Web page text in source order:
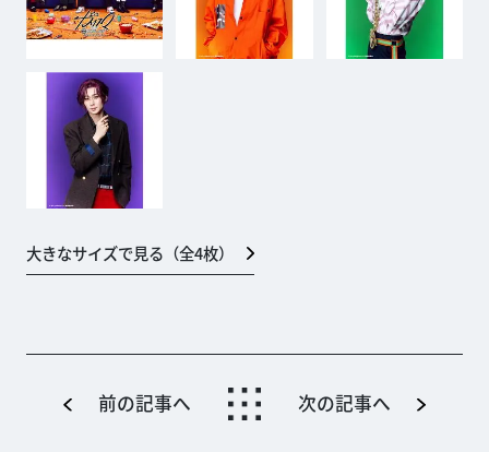
大きなサイズで見る（全4枚）
前の記事へ 次の記事へ